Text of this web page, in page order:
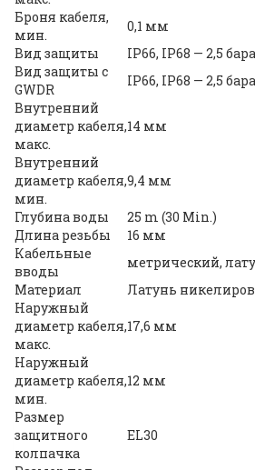
Броня кабеля,
мин.
0,1 мм
Вид защиты
IP66, IP68 — 2,5 бара
Вид защиты с
GWDR
IP66, IP68 — 2,5 бара
Внутренний
диаметр кабеля,
макс.
14 мм
Внутренний
диаметр кабеля,
мин.
9,4 мм
Глубина воды
25 m (30 Min.)
Длина резьбы
16 мм
Кабельные
вводы
метрический,
Материал
Латунь
Наружный
диаметр кабеля,
макс.
17,6 мм
Наружный
диаметр кабеля,
мин.
12 мм
Размер
защитного
колпачка
EL30